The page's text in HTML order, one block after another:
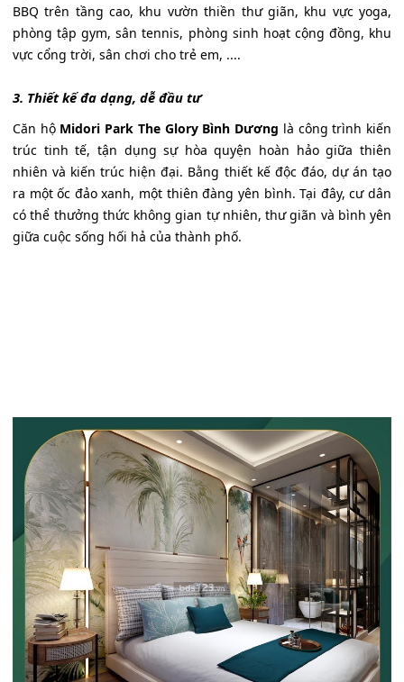
BBQ trên tầng cao, khu vườn thiền thư giãn, khu vực yoga,
phòng tập gym, sân tennis, phòng sinh hoạt cộng đồng, khu
vực cổng trời, sân chơi cho trẻ em, ....
3. Thiết kế đa dạng, dễ đầu tư
Căn hộ Midori Park The Glory Bình Dương là công trình kiến
trúc tinh tế, tận dụng sự hòa quyện hoàn hảo giữa thiên
nhiên và kiến trúc hiện đại. Bằng thiết kế độc đáo, dự án tạo
ra một ốc đảo xanh, một thiên đàng yên bình. Tại đây, cư dân
có thể thưởng thức không gian tự nhiên, thư giãn và bình yên
giữa cuộc sống hối hả của thành phố.